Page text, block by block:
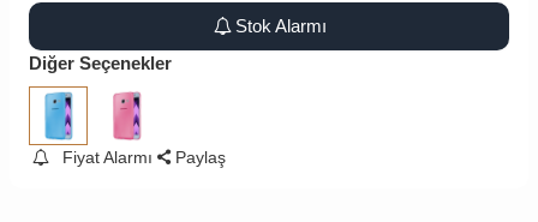
Stok Alarmı
Diğer Seçenekler
Fiyat Alarmı Paylaş